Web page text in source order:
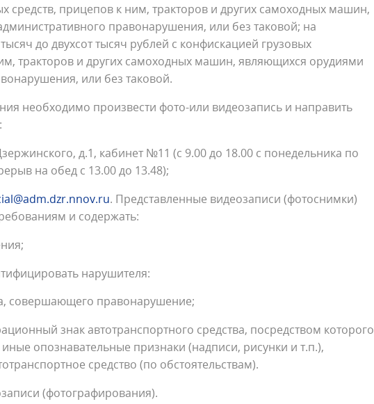
средств, прицепов к ним, тракторов и других самоходных машин,
правонарушения, или без таковой; на
до двухсот тысяч рублей с конфискацией грузовых
тракторов и других самоходных машин, являющихся орудиями
или без таковой.
необходимо произвести фото-или видеозапись и направить
д.1, кабинет №11 (с 9.00 до 18.00 с понедельника по
на обед с 13.00 до 13.48);
. Представленные видеозаписи (фотоснимки)
и содержать:
нарушителя:
совершающего правонарушение;
знак автотранспортного средства, посредством которого
опознавательные признаки (надписи, рисунки и т.п.),
средство (по обстоятельствам).
(фотографирования).